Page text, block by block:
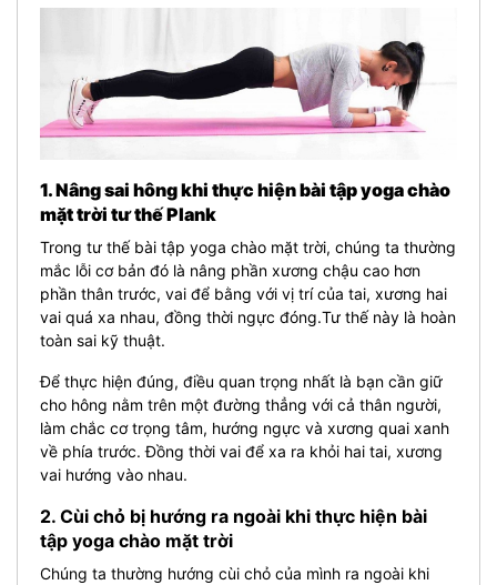
1. Nâng sai hông khi thực hiện bài tập yoga chào
mặt trời tư thế Plank
Trong tư thế bài tập yoga chào mặt trời, chúng ta thường
mắc lỗi cơ bản đó là nâng phần xương chậu cao hơn
phần thân trước, vai để bằng với vị trí của tai, xương hai
vai quá xa nhau, đồng thời ngực đóng.Tư thế này là hoàn
toàn sai kỹ thuật.
Để thực hiện đúng, điều quan trọng nhất là bạn cần giữ
cho hông nằm trên một đường thẳng với cả thân người,
làm chắc cơ trọng tâm, hướng ngực và xương quai xanh
về phía trước. Đồng thời vai để xa ra khỏi hai tai, xương
vai hướng vào nhau.
2. Cùi chỏ bị hướng ra ngoài khi thực hiện bài
tập yoga chào mặt trời
Chúng ta thường hướng cùi chỏ của mình ra ngoài khi